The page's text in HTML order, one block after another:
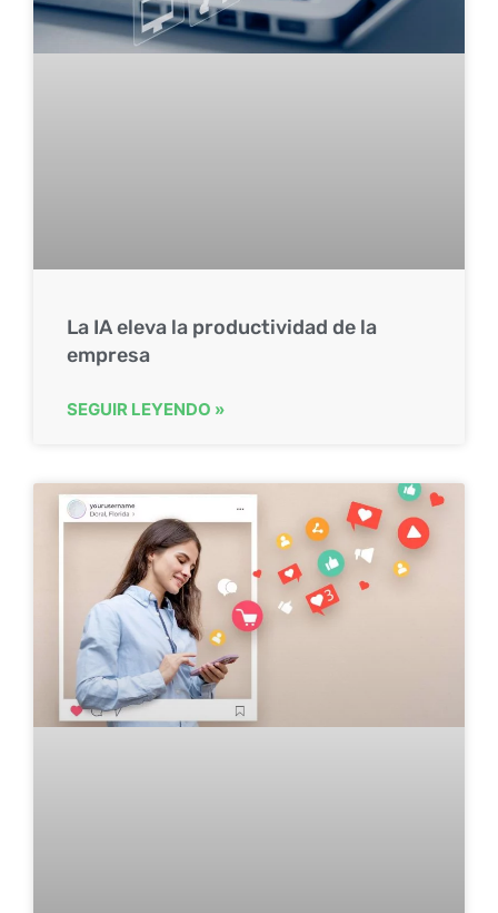
La IA eleva la productividad de la
empresa
SEGUIR LEYENDO »